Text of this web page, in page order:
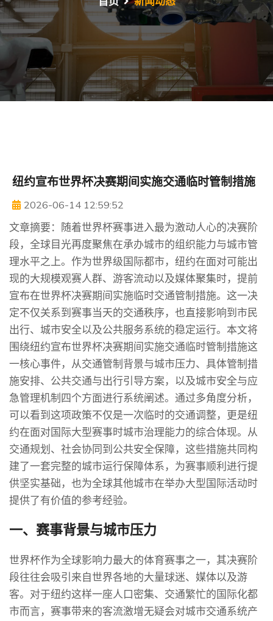
纽约宣布世界杯决赛期间实施交通临时管制措施
2026-06-14 12:59:52
文章摘要：随着世界杯赛事进入最为激动人心的决赛阶
段，全球目光再度聚焦在承办城市的组织能力与城市管
理水平之上。作为世界级国际都市，纽约在面对可能出
现的大规模观赛人群、游客流动以及媒体聚集时，提前
宣布在世界杯决赛期间实施临时交通管制措施。这一决
定不仅关系到赛事当天的交通秩序，也直接影响到市民
出行、城市安全以及公共服务系统的稳定运行。本文将
围绕纽约宣布世界杯决赛期间实施交通临时管制措施这
一核心事件，从交通管制背景与城市压力、具体管制措
施安排、公共交通与出行引导方案，以及城市安全与应
急管理机制四个方面进行系统阐述。通过多角度分析，
可以看到这项政策不仅是一次临时的交通调整，更是纽
约在面对国际大型赛事时城市治理能力的综合体现。从
交通规划、社会协同到公共安全保障，这些措施共同构
建了一套完整的城市运行保障体系，为赛事顺利进行提
供坚实基础，也为全球其他城市在举办大型国际活动时
提供了有价值的参考经验。
一、赛事背景与城市压力
世界杯作为全球影响力最大的体育赛事之一，其决赛阶
段往往会吸引来自世界各地的大量球迷、媒体以及游
客。对于纽约这样一座人口密集、交通繁忙的国际化都
市而言，赛事带来的客流激增无疑会对城市交通系统产